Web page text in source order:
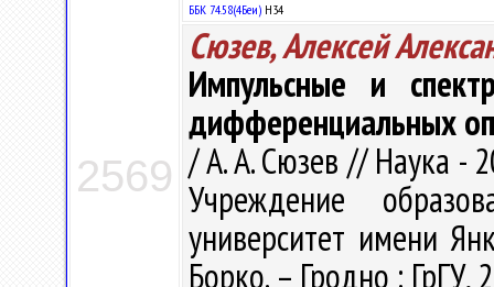
2569
ББК 74.58(4Беи) Н34
Сюзев, Алексей
Импульсные и
дифференциальных
/ А. А. Сюзев // Наука -
Учреждение
университет имени
Борко. – Гродно : ГрГУ,